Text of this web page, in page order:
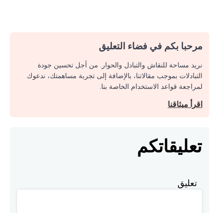
مرحبا بكم في فضاء التعليق
نريد مساحة للنقاش والتبادل والحوار. من أجل تحسين جودة
التبادلات بموجب مقالاتنا، بالإضافة إلى تجربة مساهمتك، ندعوك
لمراجعة قواعد الاستخدام الخاصة بنا.
اقرأ ميثاقنا
تعليقاتكم
تعليق